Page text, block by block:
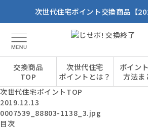
次世代住宅ポイント交換商品【
交換商品
TOP
次世代住宅
ポイントとは？
ポイン
方法ま
次世代住宅ポイントTOP
2019.12.13
0007539_88803-1138_3.jpg
目次